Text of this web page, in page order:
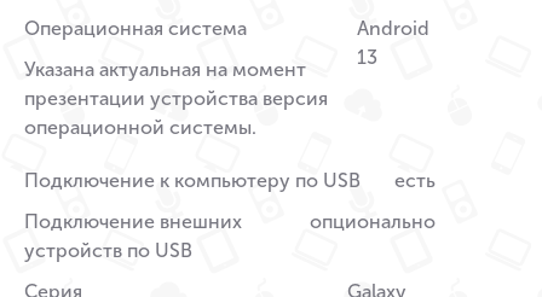
Операционная система
Указана актуальная на момент
презентации устройства версия
операционной системы.
Android
13
Подключение к компьютеру по USB
есть
Подключение внешних
устройств по USB
опционально
Серия
Galaxy